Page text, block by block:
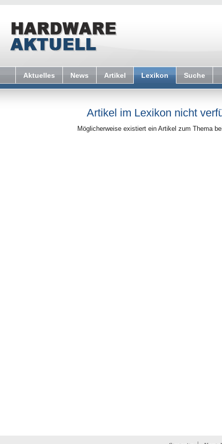
Aktuelles News Artikel Lexikon Suche
Artikel im Lexikon nicht
Möglicherweise existiert ein Artikel zum Thema